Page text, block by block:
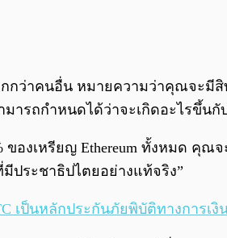
กว่าคนอื่น หมายความว่าคุณจะมีสิ
มารถกำหนดได้ว่าจะเกิดอะไรขึ้นกั
ของเหรียญ Ethereum ทั้งหมด คุ
ประชาธิปไตยอย่างแท้จริง”
เป็นหลักประกันภัยพิบัติทางการเงิ